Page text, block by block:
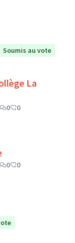
Soumis au vote
La
0
0
0
0